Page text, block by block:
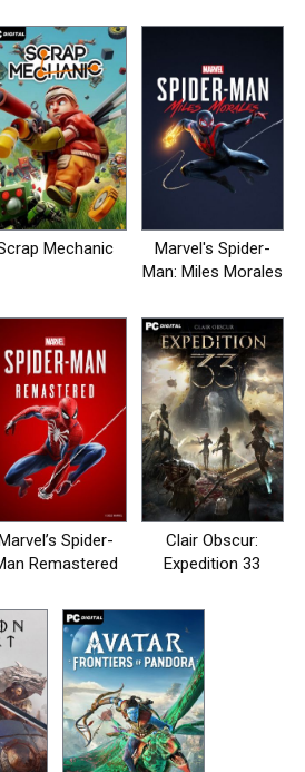
Mechanic
Marvel's Spider-
Man: Miles Morales
Spider-
Remastered
Clair Obscur:
Expedition 33